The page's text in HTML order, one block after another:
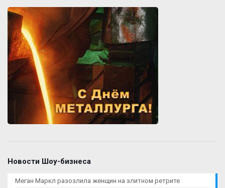
Новости Шоу-бизнеса
Меган Маркл разозлила женщин на элитном ретрите